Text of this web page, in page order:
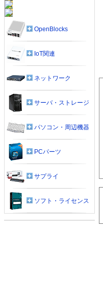
OpenBlocks
IoT関連
ネットワーク
サーバ・ストレージ
パソコン・周辺機器
PCパーツ
サプライ
ソフト・ライセンス